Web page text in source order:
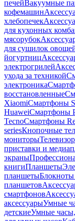
печейВакуумные
кофемашин
хлебопечек
для кухонных
мясорубок
для сушилок
йогуртниц
электрогрилей
ухода за техникой
электроника
восстановленные
XiaomiСмартфоны
HuaweiСмартфоны
TecnoСмартфоны
seriesКнопочные
мониторы
приставки и
экраны
книгиПланшеты
планшеты
планшетов
смартфонов
аксессуарыУмные
детскиеУмные